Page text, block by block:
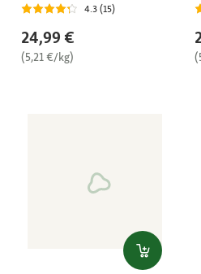
4.3 (15)
24,99 €
(5,21 €/kg)